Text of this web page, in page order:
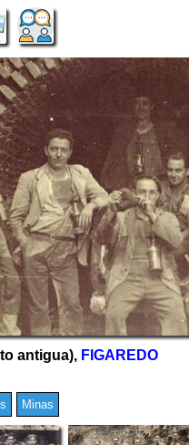
antigua), FIGAREDO
Minas